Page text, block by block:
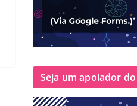
Seja um apoiador